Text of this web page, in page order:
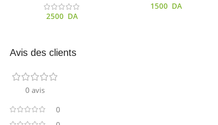
2500 DA
1500 DA
Avis des clients
0 avis
0